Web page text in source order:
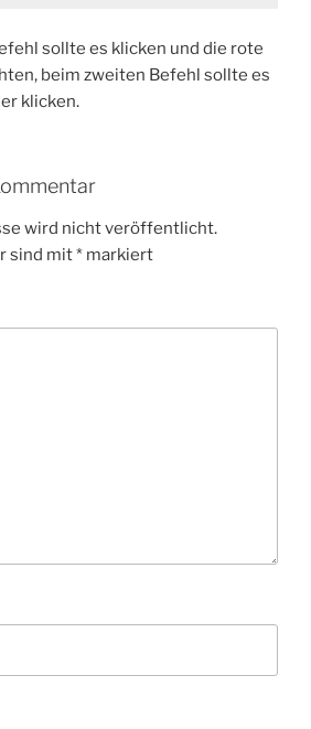
sollte es klicken und die rote
beim zweiten Befehl sollte es
klicken.
wird nicht veröffentlicht.
sind mit* markiert